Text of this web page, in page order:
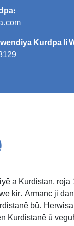
Kurdpa li
a Kurdistan,
kir. Armanc ji
bû.
Kurdistanê û